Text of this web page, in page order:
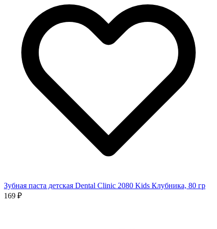
Зубная паста детская Dental Clinic 2080 Kids Клубника, 80 гр
169 ₽